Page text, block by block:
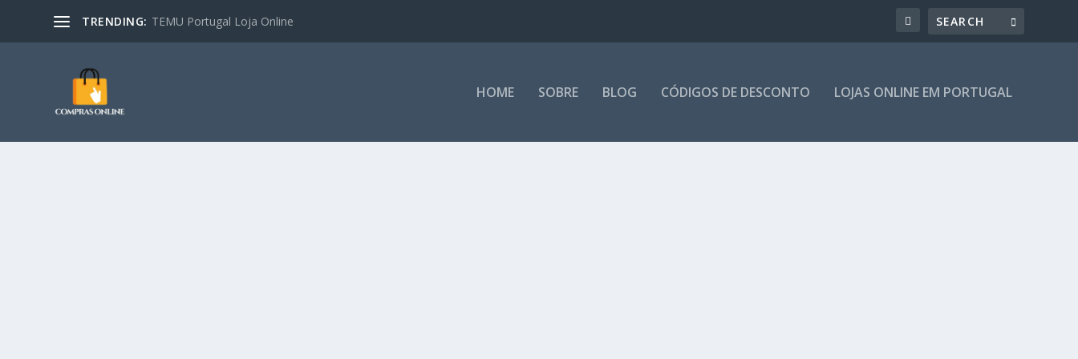
TRENDING: TEMU Portugal Loja Online
HOME SOBRE BLOG CÓDIGOS DE DESCONTO LOJAS ONLINE EM PORTUGAL